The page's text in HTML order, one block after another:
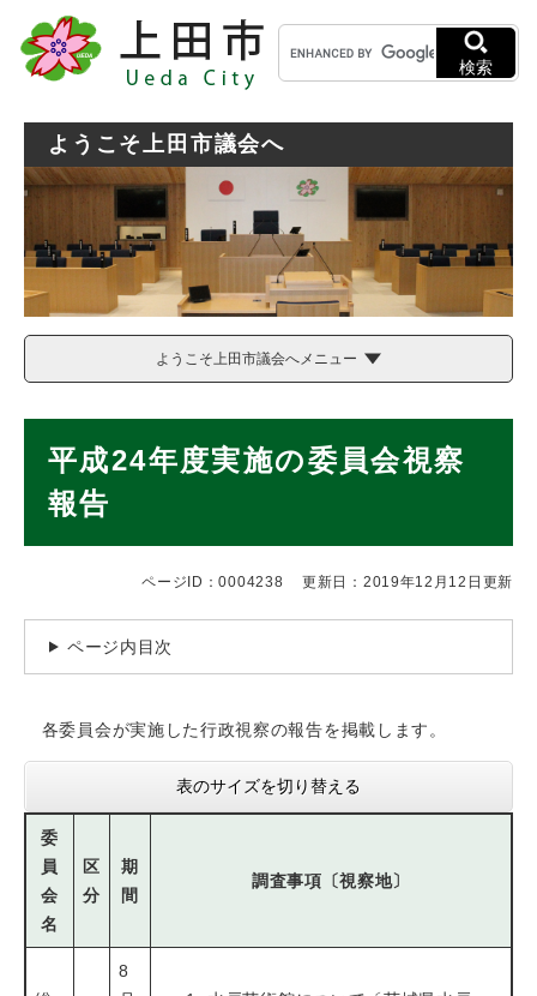
メニューを飛ばして本文へ
キ
ー
ワ
検索
ようこそ上田市議会へ
ようこそ上田市議会へメニュー
平成24年度実施の委員会視察
報告
ページID：0004238 更新日：2019年12月12日更新
ページ内目次
各委員会が実施した行政視察の報告を掲載します。
表のサイズを切り替える
委
員
会
名
区
分
期
間
調査事項〔視察地〕
8